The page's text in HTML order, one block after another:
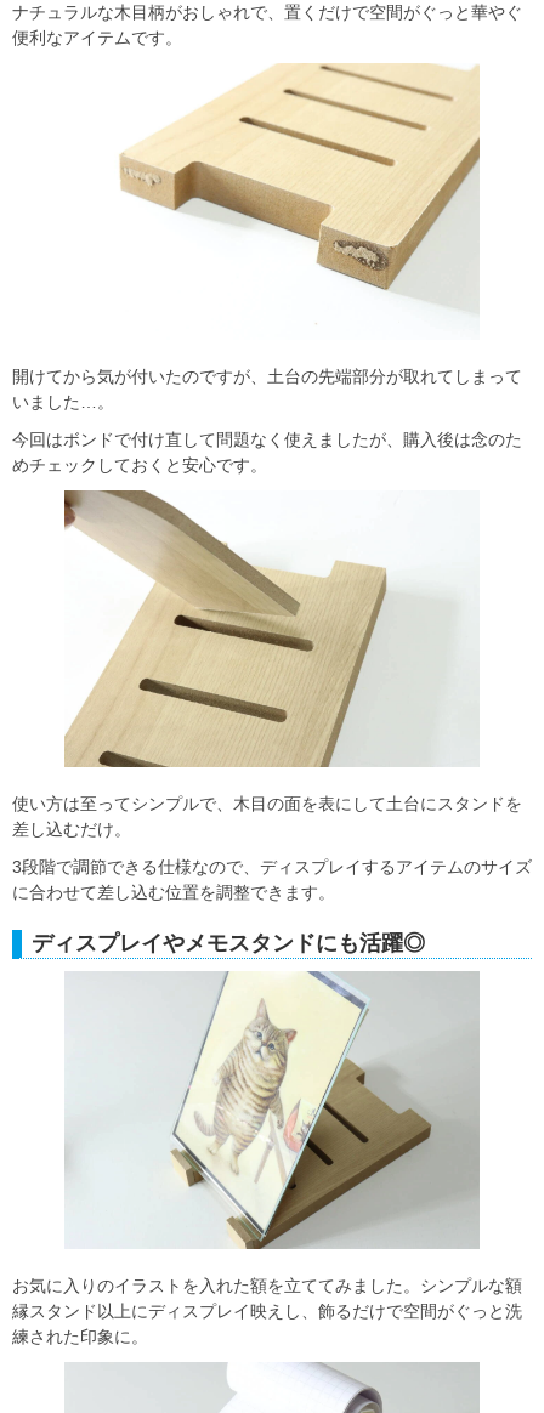
ナチュラルな木目柄がおしゃれで、置くだけで空間がぐっと華やぐ
便利なアイテムです。
開けてから気が付いたのですが、土台の先端部分が取れてしまって
いました…。
今回はボンドで付け直して問題なく使えましたが、購入後は念のた
めチェックしておくと安心です。
使い方は至ってシンプルで、木目の面を表にして土台にスタンドを
差し込むだけ。
3段階で調節できる仕様なので、ディスプレイするアイテムのサイズ
に合わせて差し込む位置を調整できます。
ディスプレイやメモスタンドにも活躍◎
お気に入りのイラストを入れた額を立ててみました。シンプルな額
縁スタンド以上にディスプレイ映えし、飾るだけで空間がぐっと洗
練された印象に。